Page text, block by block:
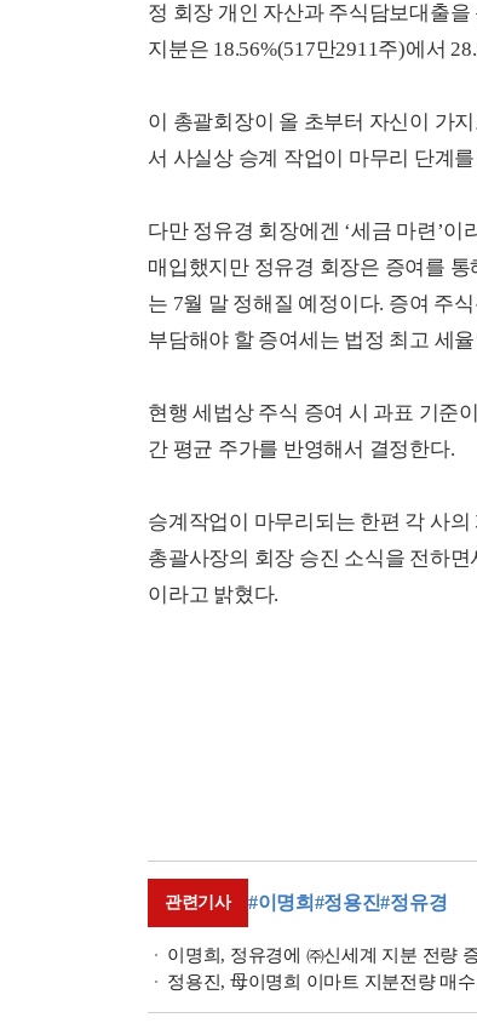
정 회장 개인 자산과 주식담보대출
지분은 18.56%(517만2911주)에서
이 총괄회장이 올 초부터 자신이 가
서 사실상 승계 작업이 마무리 단계
다만 정유경 회장에겐 ‘세금 마련’
매입했지만 정유경 회장은 증여를
는 7월 말 정해질 예정이다. 증여 주
부담해야 할 증여세는 법정 최고 세
현행 세법상 주식 증여 시 과표 기준
간 평균 주가를 반영해서 결정한다.
승계작업이 마무리되는 한편 각 사
총괄사장의 회장 승진 소식을 전하
이라고 밝혔다.
관련기사 #이명희 #정용진#정유경
이명희, 정유경에 ㈜신세계 지분 전량
정용진, 母이명희 이마트 지분전량 매